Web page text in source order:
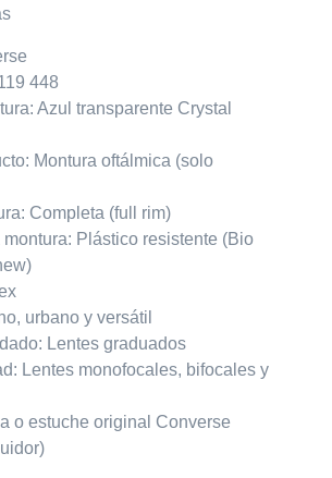
448
Azul transparente Crystal
Montura oftálmica (solo
Completa (full rim)
montura: Plástico resistente (Bio
urbano y versátil
Lentes graduados
Lentes monofocales, bifocales y
o estuche original Converse